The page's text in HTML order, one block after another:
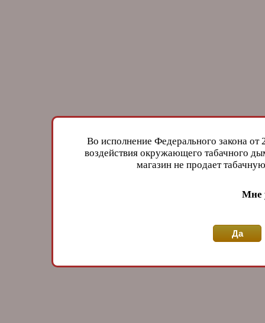
Во исполнение Федерального закона
воздействия окружающего табачного
магазин не продает
Мне
Да